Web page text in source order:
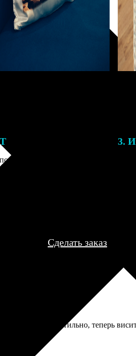
заказа к печати
могут связаться с Вами
телефону или email для
деталей.
3.
Сделать заказ
очень стильно, теперь